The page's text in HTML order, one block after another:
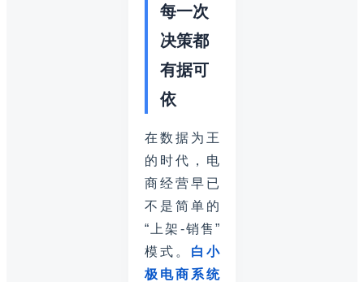
每一次
决策都
有据可
依
在数据为王
的时代，电
商经营早已
不是简单的
“上架-销售”
模式。 白小
极电商系统